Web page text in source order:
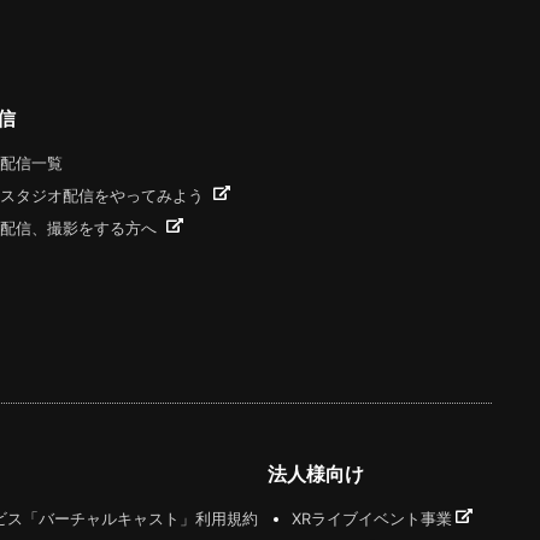
配信一覧
スタジオ配信をやってみよう
配信、撮影をする方へ
「バーチャルキャスト」利用規約
法人様向け
XRライブイベント事業